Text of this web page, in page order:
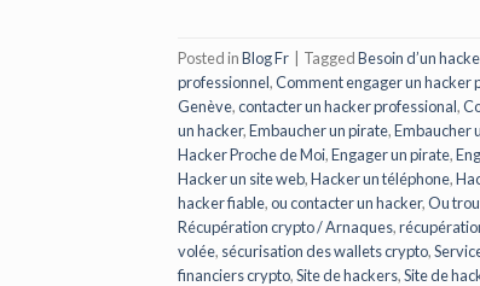
Posted inBlog Fr TaggedBesoin d’un
professionnel,Comment engager un hacker
Genève,contacter un hacker professional,
un hacker,Embaucher un pirate,Embaucher
Hacker Proche de Moi,Engager un pirate,
Hacker un site web,Hacker un téléphone,
hacker fiable,ou contacter un hacker,Ou
Récupération crypto / Arnaques,
volée, sécurisation des wallets crypto,
financiers crypto,Site de hackers,Site de